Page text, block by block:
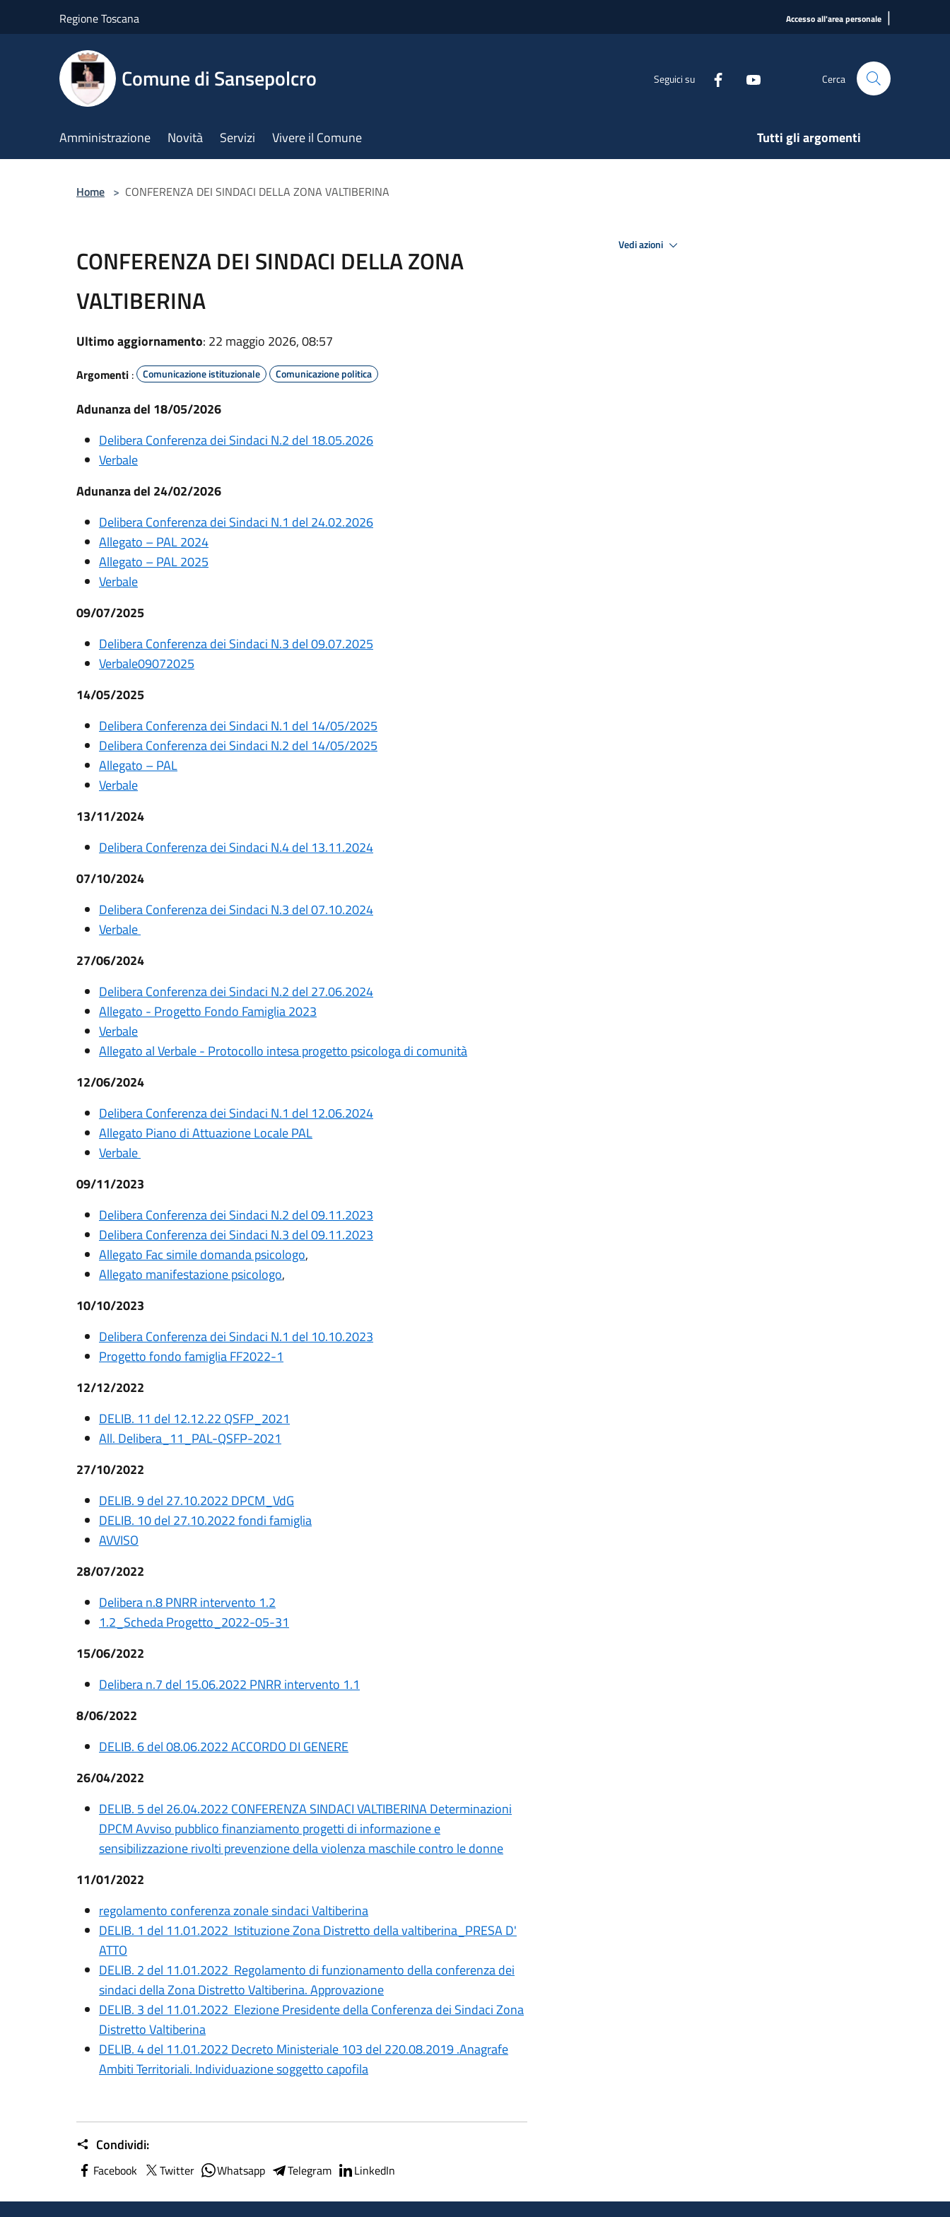
Regione Toscana Accesso all'area personale |
Comune di Sansepolcro Seguici su Cerca
Amministrazione Novità Servizi Vivere il Comune Tutti gli argomenti
Home > CONFERENZA DEI SINDACI DELLA ZONA VALTIBERINA
CONFERENZA DEI SINDACI DELLA ZONA
VALTIBERINA
Ultimo aggiornamento: 22 maggio 2026, 08:57
Argomenti : Comunicazione istituzionale Comunicazione politica
Adunanza del 18/05/2026
Delibera Conferenza dei Sindaci N.2 del 18.05.2026
Verbale
Adunanza del 24/02/2026
Delibera Conferenza dei Sindaci N.1 del 24.02.2026
Allegato – PAL 2024
Allegato – PAL 2025
Verbale
09/07/2025
Delibera Conferenza dei Sindaci N.3 del 09.07.2025
Verbale09072025
14/05/2025
Delibera Conferenza dei Sindaci N.1 del 14/05/2025
Delibera Conferenza dei Sindaci N.2 del 14/05/2025
Allegato – PAL
Verbale
13/11/2024
Delibera Conferenza dei Sindaci N.4 del 13.11.2024
07/10/2024
Delibera Conferenza dei Sindaci N.3 del 07.10.2024
Verbale
27/06/2024
Delibera Conferenza dei Sindaci N.2 del 27.06.2024
Allegato - Progetto Fondo Famiglia 2023
Verbale
Allegato al Verbale - Protocollo intesa progetto psicologa di comunità
12/06/2024
Delibera Conferenza dei Sindaci N.1 del 12.06.2024
Allegato Piano di Attuazione Locale PAL
Verbale
09/11/2023
Delibera Conferenza dei Sindaci N.2 del 09.11.2023
Delibera Conferenza dei Sindaci N.3 del 09.11.2023
Allegato Fac simile domanda psicologo,
Allegato manifestazione psicologo,
10/10/2023
Delibera Conferenza dei Sindaci N.1 del 10.10.2023
Progetto fondo famiglia FF2022-1
12/12/2022
DELIB. 11 del 12.12.22 QSFP_2021
All. Delibera_11_PAL-QSFP-2021
27/10/2022
DELIB. 9 del 27.10.2022 DPCM_VdG
DELIB. 10 del 27.10.2022 fondi famiglia
AVVISO
28/07/2022
Delibera n.8 PNRR intervento 1.2
1.2_Scheda Progetto_2022-05-31
15/06/2022
Delibera n.7 del 15.06.2022 PNRR intervento 1.1
8/06/2022
DELIB. 6 del 08.06.2022 ACCORDO DI GENERE
26/04/2022
DELIB. 5 del 26.04.2022 CONFERENZA SINDACI VALTIBERINA Determinazioni
DPCM Avviso pubblico finanziamento progetti di informazione e
sensibilizzazione rivolti prevenzione della violenza maschile contro le donne
11/01/2022
regolamento conferenza zonale sindaci Valtiberina
DELIB. 1 del 11.01.2022 Istituzione Zona Distretto della valtiberina_PRESA D'
ATTO
DELIB. 2 del 11.01.2022 Regolamento di funzionamento della conferenza dei
sindaci della Zona Distretto Valtiberina. Approvazione
DELIB. 3 del 11.01.2022 Elezione Presidente della Conferenza dei Sindaci Zona
Distretto Valtiberina
DELIB. 4 del 11.01.2022 Decreto Ministeriale 103 del 220.08.2019 .Anagrafe
Ambiti Territoriali. Individuazione soggetto capofila
Condividi:
Facebook Twitter Whatsapp Telegram LinkedIn
Vedi azioni